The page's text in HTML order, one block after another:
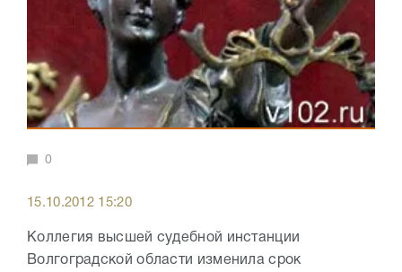
0
15.10.2012 15:20
Коллегия высшей судебной инстанции
Волгоградской области изменила срок